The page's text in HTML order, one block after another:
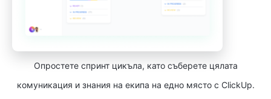
Опростете спринт цикъла, като съберете цялата
комуникация и знания на екипа на едно място с ClickUp.